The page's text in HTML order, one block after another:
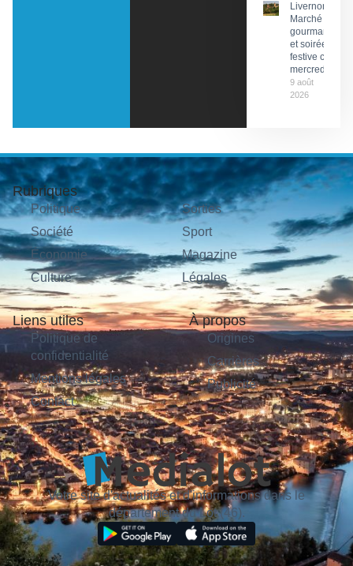
Livernon :
Marché
gourmand
et soirée
festive ce
mercredi
9 août
2026
Rubriques
Politique
Société
Économie
Culture
Sorties
Sport
Magazine
Légales
Liens utiles
Politique de
confidentialité
Mentions légales
Contact
À propos
Origines
Carrières
Publicité
Votre site d'actualités et d'informations dans le
département du Lot (46).